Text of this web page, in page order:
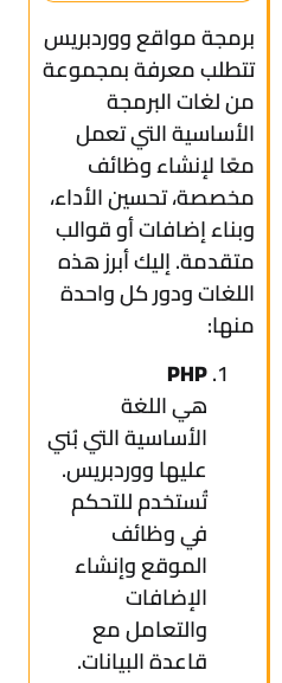
برمجة مواقع ووردبريس
تتطلب معرفة بمجموعة
من لغات البرمجة
الأساسية التي تعمل
معًا لإنشاء وظائف
مخصصة، تحسين الأداء،
وبناء إضافات أو قوالب
متقدمة. إليك أبرز هذه
اللغات ودور كل واحدة
منها:
PHP
هي اللغة
الأساسية التي بُني
عليها ووردبريس.
تُستخدم للتحكم
في وظائف
الموقع وإنشاء
الإضافات
والتعامل مع
قاعدة البيانات.